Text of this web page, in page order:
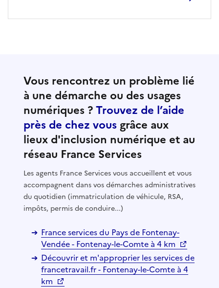
Vous rencontrez un problème lié
à une démarche ou des usages
numériques ?Trouvez de l’aide
près de chez vous grâce aux
lieux d'inclusion numérique et au
réseau France Services
Les agents France Services vous accueillent et vous
accompagnent dans vos démarches administratives
du quotidien (immatriculation de véhicule, RSA,
impôts, permis de conduire...)
France services du Pays de Fontenay-
Vendée - Fontenay-le-Comte à 4 km
Découvrir et m'approprier les services de
francetravail.fr - Fontenay-le-Comte à 4
km